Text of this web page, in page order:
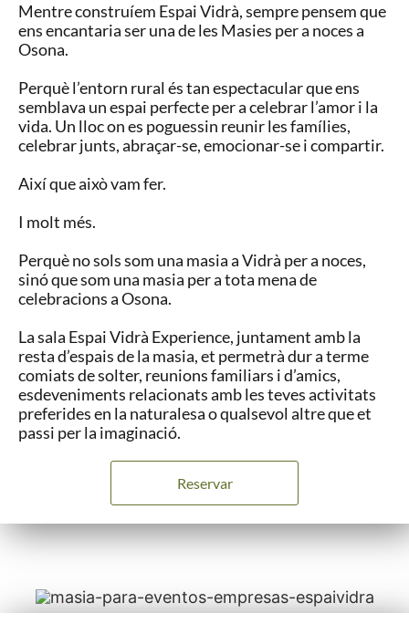
Mentre construíem Espai Vidrà, sempre pensem que
ens encantaria ser una de les Masies per a noces a
Osona.
Perquè l’entorn rural és tan espectacular que ens
semblava un espai perfecte per a celebrar l’amor i la
vida. Un lloc on es poguessin reunir les famílies,
celebrar junts, abraçar-se, emocionar-se i compartir.
Així que això vam fer.
I molt més.
Perquè no sols som una masia a Vidrà per a noces,
sinó que som una masia per a tota mena de
celebracions a Osona.
La sala Espai Vidrà Experience, juntament amb la
resta d’espais de la masia, et permetrà dur a terme
comiats de solter, reunions familiars i d’amics,
esdeveniments relacionats amb les teves activitats
preferides en la naturalesa o qualsevol altre que et
passi per la imaginació.
Reservar